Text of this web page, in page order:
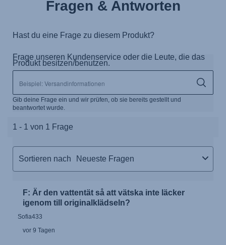
Fragen & Antworten